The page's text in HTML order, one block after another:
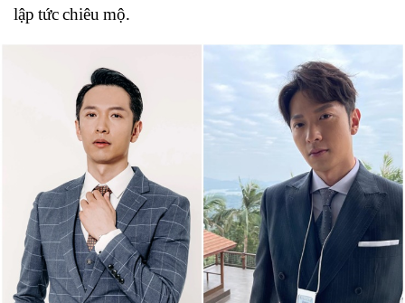
lập tức chiêu mộ.